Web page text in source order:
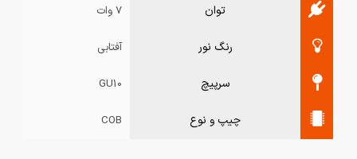
توان 7 وات
رنگ نور آفتابی
سرپیچ GU10
چیپ و نوع COB